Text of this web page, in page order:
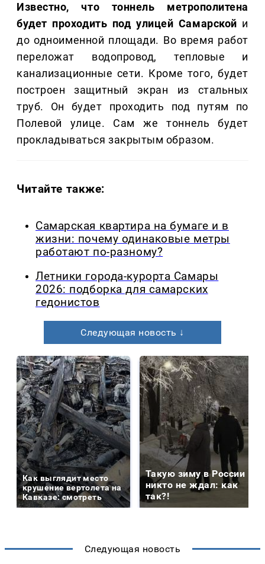
Известно, что тоннель метрополитена
будет проходить под улицей Самарской и
до одноименной площади. Во время работ
переложат водопровод, тепловые и
канализационные сети. Кроме того, будет
построен защитный экран из стальных
труб. Он будет проходить под путям по
Полевой улице. Сам же тоннель будет
прокладываться закрытым образом.
Читайте также:
Самарская квартира на бумаге и в
жизни: почему одинаковые метры
работают по-разному?
Летники города-курорта Самары
2026: подборка для самарских
гедонистов
Следующая новость ↓
Как выглядит место
крушение вертолета на
Кавказе: смотреть
Такую зиму в России
никто не ждал: как
так?!
Следующая новость